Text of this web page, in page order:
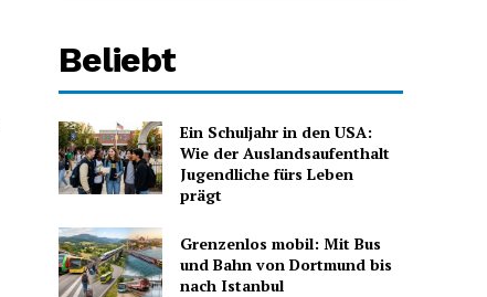
Beliebt
Ein Schuljahr in den USA:
Wie der Auslandsaufenthalt
Jugendliche fürs Leben
prägt
Grenzenlos mobil: Mit Bus
und Bahn von Dortmund bis
nach Istanbul